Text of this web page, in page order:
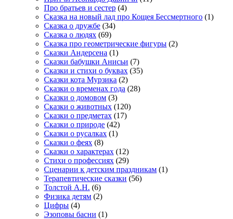
Про братьев и сестер (4)
Сказка на новый лад про Кощея Бессмертного (1)
Сказка о дружбе (34)
Сказка о людях (69)
Сказка про геометрические фигуры (2)
Сказки Андерсена (1)
Сказки бабушки Анисьи (7)
Сказки и стихи о буквах (35)
Сказки кота Мурзика (2)
Сказки о временах года (28)
Сказки о домовом (3)
Сказки о животных (120)
Сказки о предметах (17)
Сказки о природе (42)
Сказки о русалках (1)
Сказки о феях (8)
Сказки о характерах (12)
Стихи о профессиях (29)
Сценарии к детским праздникам (1)
Терапевтические сказки (56)
Толстой А.Н. (6)
Физика детям (2)
Цифры (4)
Эзоповы басни (1)